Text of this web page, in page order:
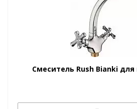
Смеситель Rush Bianki для